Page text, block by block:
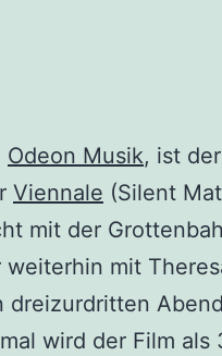
Odeon Musik, ist
Viennale (Silent
mit der
mit
dreizurdritten
wird der Film als